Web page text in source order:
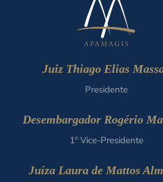
Juiz Thiago Elias
Presidente
Desembargador Rogério
1º Vice-Presidente
Juíza Laura de Mattos